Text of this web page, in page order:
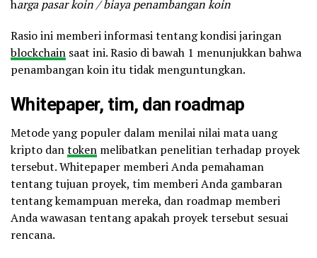
harga pasar koin / biaya penambangan koin
Rasio ini memberi informasi tentang kondisi jaringan
blockchain saat ini. Rasio di bawah 1 menunjukkan bahwa
penambangan koin itu tidak menguntungkan.
Whitepaper, tim, dan roadmap
Metode yang populer dalam menilai nilai mata uang
kripto dantoken melibatkan penelitian terhadap proyek
tersebut. Whitepaper memberi Anda pemahaman
tentang tujuan proyek, tim memberi Anda gambaran
tentang kemampuan mereka, dan roadmap memberi
Anda wawasan tentang apakah proyek tersebut sesuai
rencana.